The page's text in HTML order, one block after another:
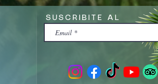
SUSCRIBITE AL
NEWSLETTER